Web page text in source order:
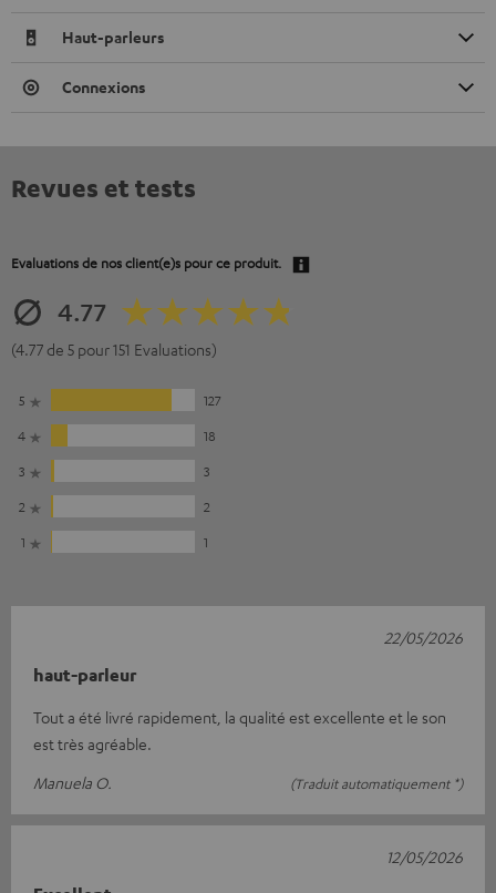
Haut-parleurs
Connexions
Revues et tests
Evaluations de nos client(e)s pour ce produit.
4.77
(4.77 de 5 pour 151 Evaluations)
5
127
4
18
3
3
2
2
1
1
haut-parleur
Tout a été livré rapidement, la qualité est excellente et le son
est très agréable.
Manuela O.
(Traduit automatiquement *)
22/05/2026
12/05/2026